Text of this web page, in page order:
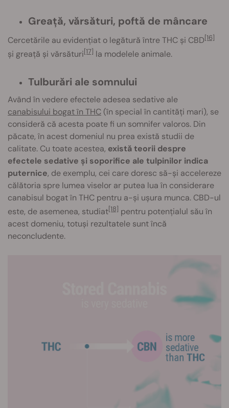
Greață, vărsături, poftă de mâncare
Cercetările au evidențiat o legătură între THC și CBD[16]
și greață și vărsături[17] la modelele animale.
Tulburări ale somnului
Având în vedere efectele adesea sedative ale
canabisului bogat în THC (în special în cantități mari), se
consideră că acesta poate fi un somnifer valoros. Din
păcate, în acest domeniul nu prea există studii de
calitate. Cu toate acestea, există teorii despre
efectele sedative și soporifice ale tulpinilor indica
puternice, de exemplu, cei care doresc să-și accelereze
călătoria spre lumea viselor ar putea lua în considerare
canabisul bogat în THC pentru a-și ușura munca. CBD-ul
este, de asemenea, studiat[18] pentru potențialul său în
acest domeniu, totuși rezultatele sunt încă
neconcludente.